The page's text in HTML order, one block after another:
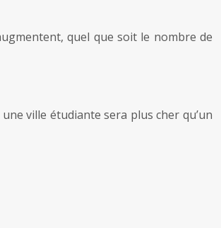
quel que soit le nombre de
ville étudiante sera plus cher qu’un